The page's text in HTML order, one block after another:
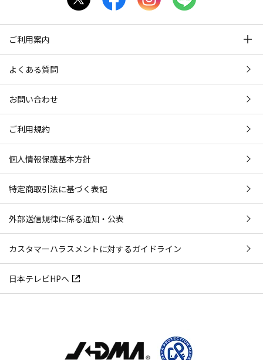
ご利用案内
よくある質問
お問い合わせ
ご利用規約
個人情報保護基本方針
特定商取引法に基づく表記
外部送信規律に係る通知・公表
カスタマーハラスメントに対するガイドライン
日本テレビHPへ